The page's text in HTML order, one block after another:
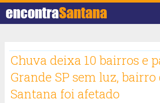
Chuva deixa 10 bairros e
Grande SP sem luz, bairro
Santana foi afetado